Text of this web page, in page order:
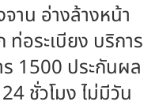
าน อ่างล้างหน้า
อระเบียง บริการ
ร 1500 ประกันผล
ชั่วโมง ไม่มีวัน